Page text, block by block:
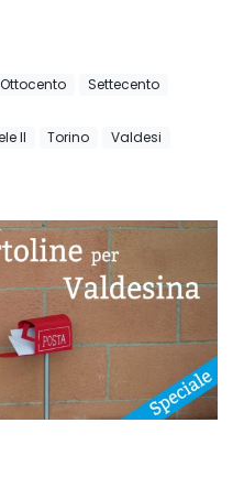
Ottocento
Settecento
II
Torino
Valdesi